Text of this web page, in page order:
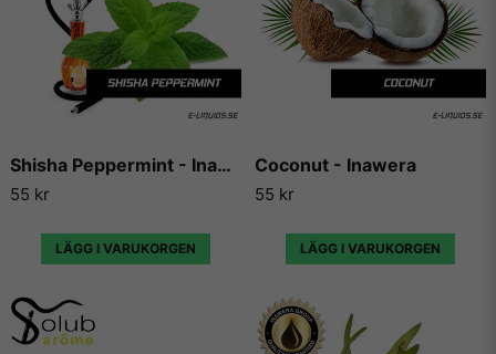
Shisha Peppermint - Inawera
55 kr
LÄGG I VARUKORGEN
Coconut - Inawera
55 kr
LÄGG I VARUKORGEN
Capella Flavors har gjort sig kända över hela världen för sina
aromer och essenser och används idag både till matlagning,
bakning och till e-juicer för e-cigaretter. Aromerna beskrivs
av många som det bästa på marknaden för att det smakar
mycket, utan att smaka kemikaliskt.
Ofta beskrivs Capellas smaker som betydligt mer fylliga i
smaken än sina konkurrenters aromer och essenser, och har
och hela e-cigaretts marknaden.
Vi på E-liquids kan inte annat än att hålla med alla som ger
levererar varje gång de skapar en ny arom och essens, och
sällan gör någon besviken.